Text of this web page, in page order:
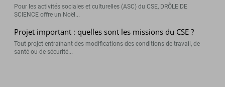
Pour les activités sociales et culturelles (ASC) du CSE, DRÔLE DE
SCIENCE offre un Noël...
Projet important : quelles sont les missions du CSE ?
Tout projet entraînant des modifications des conditions de travail, de
santé ou de sécurité...